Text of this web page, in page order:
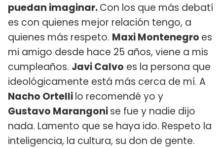
puedan imaginar.Con los que más debatí
es con quienes mejor relación tengo, a
quienes más respeto. Maxi Montenegro es
mi amigo desde hace 25 años, viene a mis
cumpleaños. Javi Calvo es la persona que
ideológicamente está más cerca de mí. A
Nacho Ortellilo recomendé yo y
Gustavo Marangonise fue y nadie dijo
nada. Lamento que se haya ido. Respeto la
inteligencia, la cultura, su don de gente.